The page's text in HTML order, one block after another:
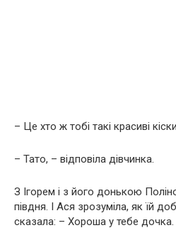
– Це хто ж тобі такі красиві
– Тато, – відповіла дівчинка.
З Ігорем і з його донькою
півдня. І Ася зрозуміла, як їй
сказала: – Хороша у тебе дочка.